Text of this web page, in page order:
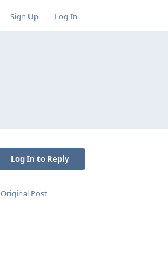
Sign Up Log In
Log In to Reply
Original Post